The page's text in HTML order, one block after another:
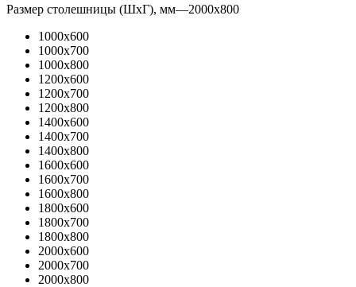
Размер столешницы (ШхГ), мм—2000x800
1000x600
1000x700
1000x800
1200x600
1200x700
1200x800
1400x600
1400x700
1400x800
1600x600
1600x700
1600x800
1800x600
1800x700
1800x800
2000x600
2000x700
2000x800